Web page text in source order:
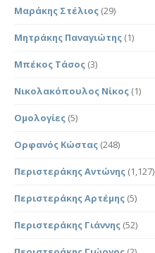
Μαράκης Στέλιος (29)
Μητράκης Παναγιώτης (1)
Μπέκος Τάσος (3)
Νικολακόπουλος Νίκος (1)
Ομολογίες (5)
Ορφανός Κώστας (248)
Περιστεράκης Αντώνης (1,127)
Περιστεράκης Αρτέμης (5)
Περιστεράκης Γιάννης (52)